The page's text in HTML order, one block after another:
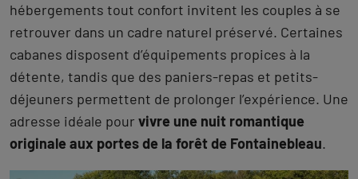
hébergements tout confort invitent les couples à se
retrouver dans un cadre naturel préservé. Certaines
cabanes disposent d’équipements propices à la
détente, tandis que des paniers-repas et petits-
déjeuners permettent de prolonger l’expérience. Une
adresse idéale pour vivre une nuit romantique
originale aux portes de la forêt de Fontainebleau.